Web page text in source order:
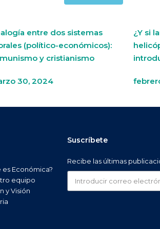
entre dos sistemas
(político-económicos):
y cristianismo
30, 2024
¿Y si
es Económica?
equipo
y Visión
Suscríbete
Recibe las últimas